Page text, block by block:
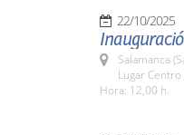
22/10/2025
Salamanca
Lugar Centro
Hora: 12,00 h.